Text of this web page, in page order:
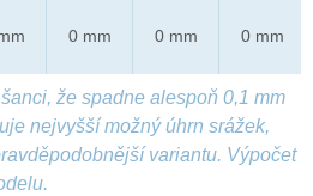
0 mm 0 mm 0 mm
že spadne alespoň 0,1 mm
nejvyšší možný úhrn srážek,
variantu. Výpočet